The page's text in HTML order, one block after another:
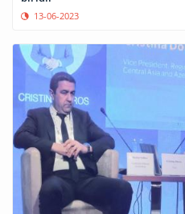
13-06-2023